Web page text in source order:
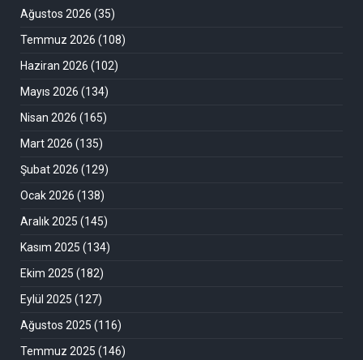
Ağustos 2026 (35)
Temmuz 2026 (108)
Haziran 2026 (102)
Mayıs 2026 (134)
Nisan 2026 (165)
Mart 2026 (135)
Şubat 2026 (129)
Ocak 2026 (138)
Aralık 2025 (145)
Kasım 2025 (134)
Ekim 2025 (182)
Eylül 2025 (127)
Ağustos 2025 (116)
Temmuz 2025 (146)